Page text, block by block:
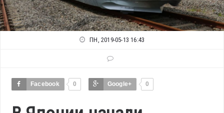
ПН, 2019-05-13 16:43
Facebook 0 Google+ 0